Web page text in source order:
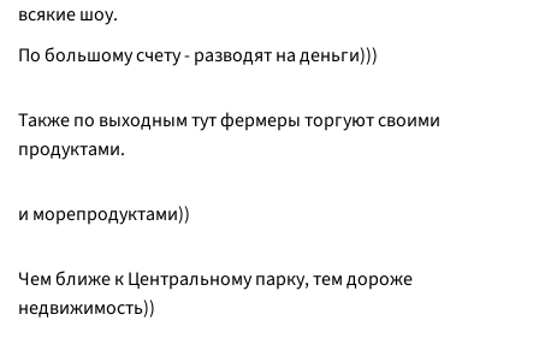
всякие шоу.
По большому счету - разводят на деньги)))
Также по выходным тут фермеры торгуют своими
продуктами.
и морепродуктами))
Чем ближе к Центральному парку, тем дороже
недвижимость))